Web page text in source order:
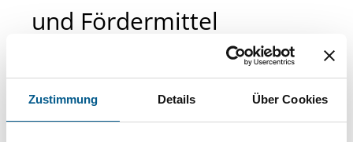
Zustimmung Details Über Cookies
und Fördermittel
Sie suchen finanzielle Unterstützung für ein
Projekt oder ein Vorhaben? Hier können Sie
direkt über unsere Fördermitteldatenbank und